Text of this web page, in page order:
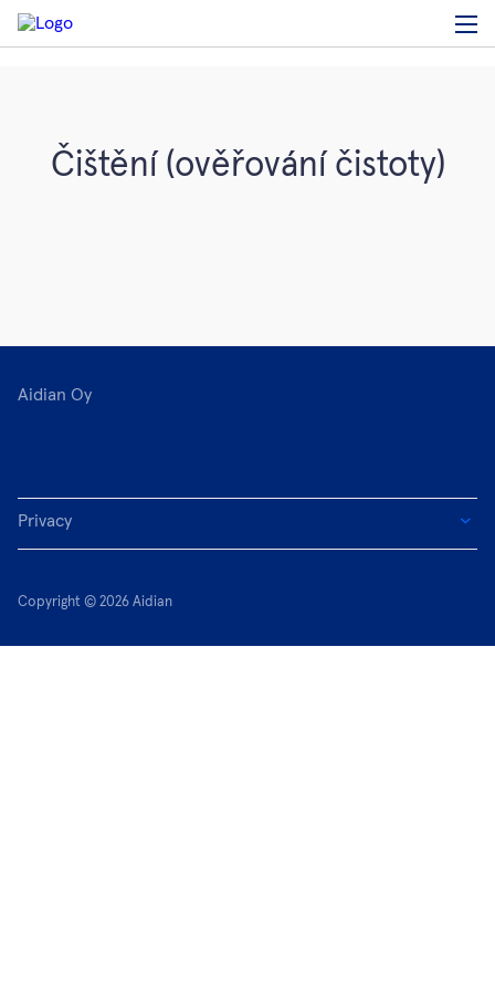
Čištění (ověřování čistoty)
Aidian Oy
Privacy
Copyright © 2026 Aidian